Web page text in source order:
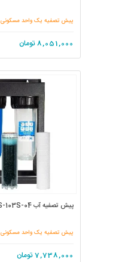
پیش تصفیه یک واحد مسکونی
8,051,000تومان
پیش تصفیه آب PTS-103S-04 الیاف کربن کربن با استند
پیش تصفیه یک واحد مسکونی
7,738,000تومان